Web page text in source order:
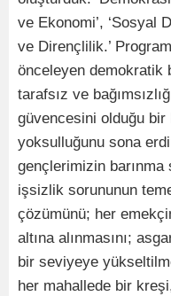
ve Ekonomi’, ‘Sosyal
ve Dirençlilik.’
önceleyen demokratik
tarafsız ve
güvencesini olduğu
yoksulluğunu sona
gençlerimizin
işsizlik sorununun
çözümünü; her
altına alınmasını;
bir seviyeye
her mahallede bir